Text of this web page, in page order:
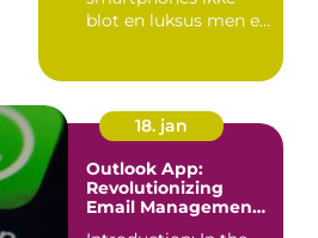
blot en luksus men en
18. jan
Outlook App:
Revolutionizing
Email Management